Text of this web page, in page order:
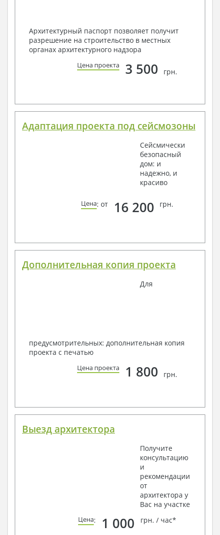
Архитектурный паспорт позволяет получит
разрешение на строительство в местных
органах архитектурного надзора
Цена проекта 3 500 грн.
Адаптация проекта под сейсмозоны
Сейсмически
безопасный
дом: и
надежно, и
красиво
Цена: от 16 200 грн.
Дополнительная копия проекта
Для
предусмотрительных: дополнительная копия
проекта с печатью
Цена проекта 1 800 грн.
Выезд архитектора
Получите
консультацию
и
рекомендации
от
архитектора у
Вас на участке
Цена: 1 000 грн. / час*